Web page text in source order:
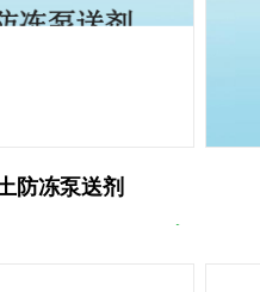
防冻泵送剂